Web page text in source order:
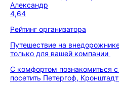
Александр
4,64
Рейтинг организатора
Путешествие на
только для вашей компании
С комфортом познакомиться
посетить Петергоф,